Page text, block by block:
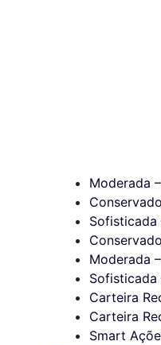
Moderada
Sofisticada
Moderada
Sofisticada
Carteira
Carteira
Smart